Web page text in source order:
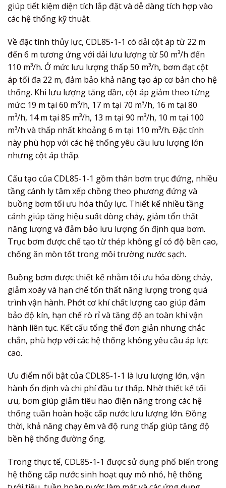
giúp tiết kiệm diện tích lắp đặt và dễ dàng tích hợp vào
các hệ thống kỹ thuật.
Về đặc tính thủy lực, CDL85-1-1 có dải cột áp từ 22 m
đến 6 m tương ứng với dải lưu lượng từ 50 m³/h đến
110 m³/h. Ở mức lưu lượng thấp 50 m³/h, bơm đạt cột
áp tối đa 22 m, đảm bảo khả năng tạo áp cơ bản cho hệ
thống. Khi lưu lượng tăng dần, cột áp giảm theo từng
mức: 19 m tại 60 m³/h, 17 m tại 70 m³/h, 16 m tại 80
m³/h, 14 m tại 85 m³/h, 13 m tại 90 m³/h, 10 m tại 100
m³/h và thấp nhất khoảng 6 m tại 110 m³/h. Đặc tính
này phù hợp với các hệ thống yêu cầu lưu lượng lớn
nhưng cột áp thấp.
Cấu tạo của CDL85-1-1 gồm thân bơm trục đứng, nhiều
tầng cánh ly tâm xếp chồng theo phương đứng và
buồng bơm tối ưu hóa thủy lực. Thiết kế nhiều tầng
cánh giúp tăng hiệu suất dòng chảy, giảm tổn thất
năng lượng và đảm bảo lưu lượng ổn định qua bơm.
Trục bơm được chế tạo từ thép không gỉ có độ bền cao,
chống ăn mòn tốt trong môi trường nước sạch.
Buồng bơm được thiết kế nhằm tối ưu hóa dòng chảy,
giảm xoáy và hạn chế tổn thất năng lượng trong quá
trình vận hành. Phớt cơ khí chất lượng cao giúp đảm
bảo độ kín, hạn chế rò rỉ và tăng độ an toàn khi vận
hành liên tục. Kết cấu tổng thể đơn giản nhưng chắc
chắn, phù hợp với các hệ thống không yêu cầu áp lực
cao.
Ưu điểm nổi bật của CDL85-1-1 là lưu lượng lớn, vận
hành ổn định và chi phí đầu tư thấp. Nhờ thiết kế tối
ưu, bơm giúp giảm tiêu hao điện năng trong các hệ
thống tuần hoàn hoặc cấp nước lưu lượng lớn. Đồng
thời, khả năng chạy êm và độ rung thấp giúp tăng độ
bền hệ thống đường ống.
Trong thực tế, CDL85-1-1 được sử dụng phổ biến trong
hệ thống cấp nước sinh hoạt quy mô nhỏ, hệ thống